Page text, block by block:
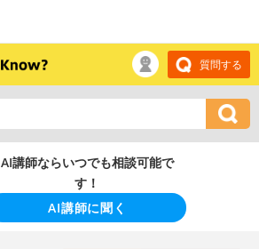
質問する
AI講師ならいつでも相談可能で
す！
AI講師に聞く